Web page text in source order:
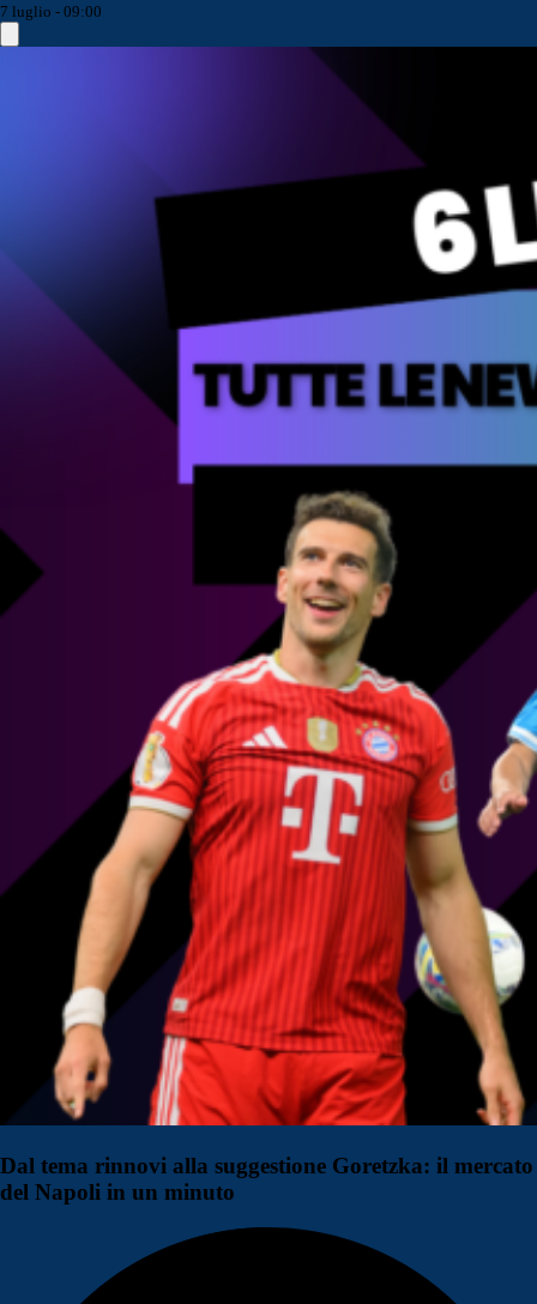
7 luglio - 09:00
Dal tema rinnovi alla suggestione Goretzka: il mercato
del Napoli in un minuto